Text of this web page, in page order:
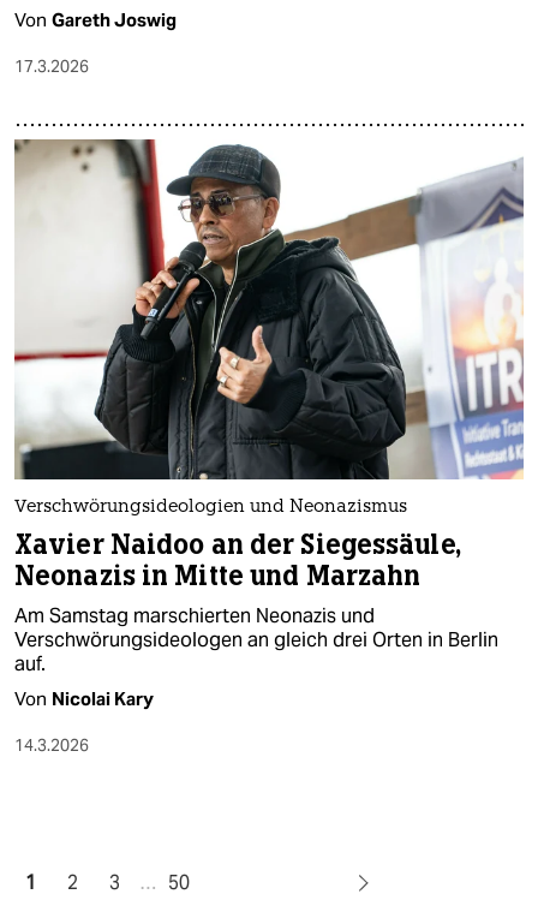
Von Gareth Joswig
17.3.2026
Verschwörungsideologien und Neonazismus
Xavier Naidoo an der Siegessäule,
Neonazis in Mitte und Marzahn
Am Samstag marschierten Neonazis und
Verschwörungsideologen an gleich drei Orten in Berlin
auf.
Von Nicolai Kary
14.3.2026
1 2 3 … 50